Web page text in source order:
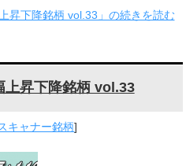
昇下降銘柄 vol.33」の続きを読む
上昇下降銘柄 vol.33
キャナー銘柄]